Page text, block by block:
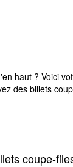
haut ? Voici
des billets
coupe-